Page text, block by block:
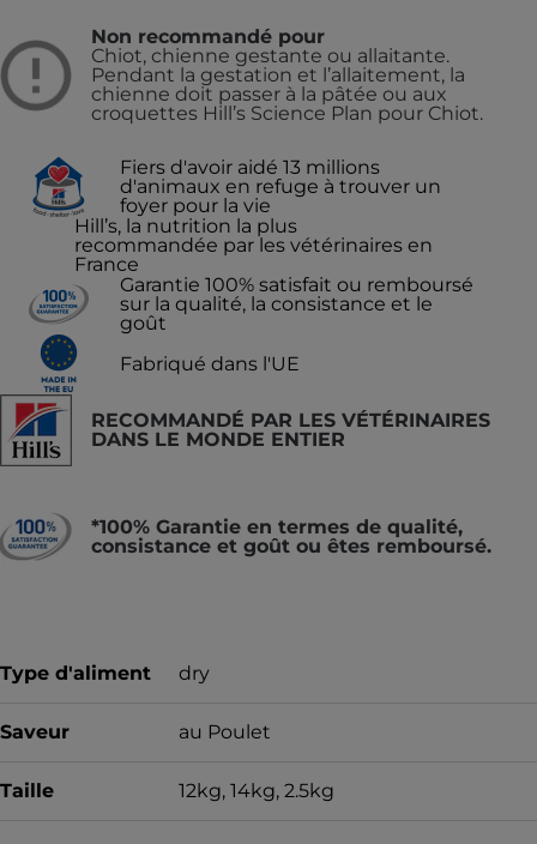
Non recommandé pour
Chiot, chienne gestante ou allaitante.
Pendant la gestation et l’allaitement, la
chienne doit passer à la pâtée ou aux
croquettes Hill’s Science Plan pour Chiot.
Fiers d'avoir aidé 13 millions
d'animaux en refuge à trouver un
foyer pour la vie
Hill’s, la nutrition la plus
recommandée par les vétérinaires en
France
Garantie 100% satisfait ou remboursé
sur la qualité, la consistance et le
goût
Fabriqué dans l'UE
RECOMMANDÉ PAR LES VÉTÉRINAIRES
DANS LE MONDE ENTIER
*100% Garantie en termes de qualité,
consistance et goût ou êtes remboursé.
Type d'aliment dry
Saveur au Poulet
Taille 12kg, 14kg, 2.5kg